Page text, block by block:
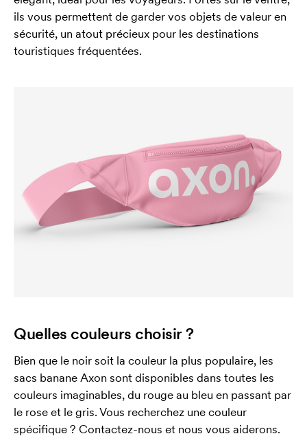
ils vous permettent de garder vos objets de valeur en
sécurité, un atout précieux pour les destinations
touristiques fréquentées.
Quelles couleurs choisir ?
Bien que le noir soit la couleur la plus populaire, les
sacs banane Axon sont disponibles dans toutes les
couleurs imaginables, du rouge au bleu en passant par
le rose et le gris. Vous recherchez une couleur
spécifique ? Contactez-nous et nous vous aiderons.